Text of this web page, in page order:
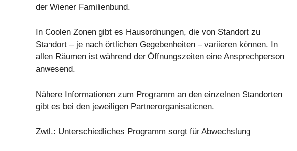
der Wiener Familienbund.
In Coolen Zonen gibt es Hausordnungen, die von Standort zu
Standort – je nach örtlichen Gegebenheiten – variieren können. In
allen Räumen ist während der Öffnungszeiten eine Ansprechperson
anwesend.
Nähere Informationen zum Programm an den einzelnen Standorten
gibt es bei den jeweiligen Partnerorganisationen.
Zwtl.: Unterschiedliches Programm sorgt für Abwechslung